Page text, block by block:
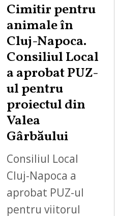
Cimitir pentru
animale în
Cluj-Napoca.
Consiliul Local
a aprobat PUZ-
ul pentru
proiectul din
Valea
Gârbăului
Consiliul Local
Cluj-Napoca a
aprobat PUZ-ul
pentru viitorul